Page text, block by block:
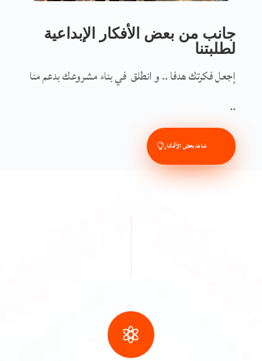
جانب من بعض الأفكار الإبداعية
لطلبتنا
إجعل فكرتك هدفا .. و انطلق في بناء مشروعك بدعم منا
..
شاهد بعض الأقكار
